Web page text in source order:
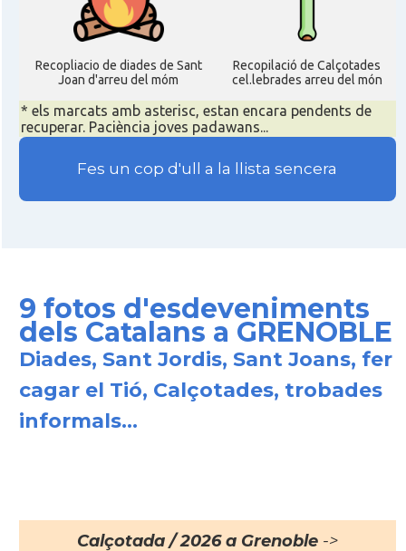
Recopliacio de diades de Sant
Joan d'arreu del móm
Recopilació de Calçotades
cel.lebrades arreu del món
* els marcats amb asterisc, estan encara pendents de
recuperar. Paciència joves padawans...
Fes un cop d'ull a la llista sencera
9 fotos d'esdeveniments
dels Catalans a GRENOBLE
Diades, Sant Jordis, Sant Joans, fer
cagar el Tió, Calçotades, trobades
informals...
Calçotada / 2026 a Grenoble->